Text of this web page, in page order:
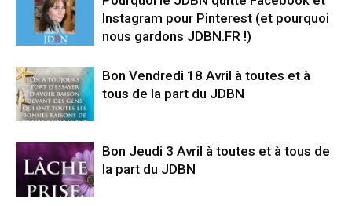
Instagram pour Pinterest (et pourquoi
nous gardons JDBN.FR !)
Bon Vendredi 18 Avril à toutes et à
tous de la part du JDBN
Bon Jeudi 3 Avril à toutes et à tous de
la part du JDBN